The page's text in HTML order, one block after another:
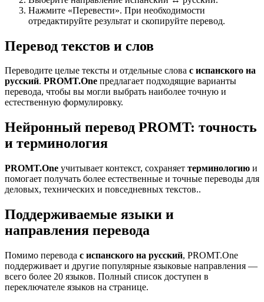
Нажмите «Перевести». При необходимости
отредактируйте результат и скопируйте перевод.
Перевод текстов и слов
Переводите целые тексты и отдельные слова с испанского на
русский. PROMT.One предлагает подходящие варианты
перевода, чтобы вы могли выбрать наиболее точную и
естественную формулировку.
Нейронный перевод PROMT: точность
и терминология
PROMT.One учитывает контекст, сохраняет терминологию и
помогает получать более естественные и точные переводы для
деловых, технических и повседневных текстов..
Поддерживаемые языки и
направления перевода
Помимо перевода с испанского на русский, PROMT.One
поддерживает и другие популярные языковые направления —
всего более 20 языков. Полный список доступен в
переключателе языков на странице.